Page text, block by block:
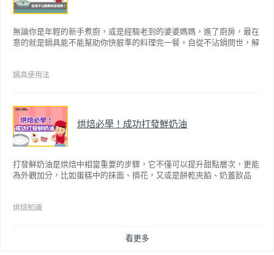
無論你是年輕的新手煮廚，或是經驗老到的婆婆媽媽，進了廚房，最在
意的就是鍋具能不能幫助你快狠準的料理完一餐。自從不沾鍋問世，解
因此金鑽不沾系列的鍋具，更年年穩居銷售排行榜的前幾名。然而如何
鍋具使用法
烘焙必學！成功打發鮮奶油
打發鮮奶油是烘焙中相當重要的步驟，它不僅可以提升甜點層次，更能
為外觀加分，比如蛋糕中的抹面、擠花，又或是餅乾夾餡、奶蓋飲品
烘焙知識
看更多